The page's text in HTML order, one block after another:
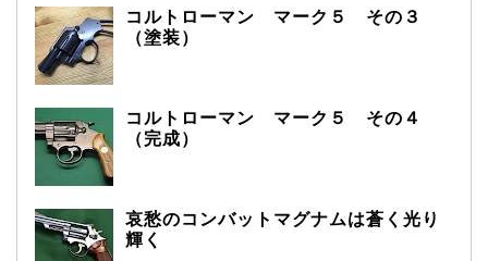
コルトローマン マーク５ その３
（塗装）
コルトローマン マーク５ その４
（完成）
哀愁のコンバットマグナムは蒼く光り
輝く